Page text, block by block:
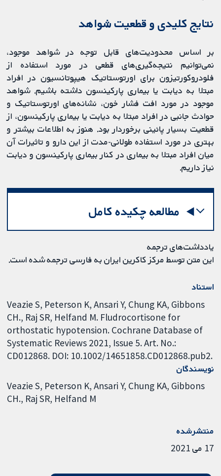
نتایج کلیدی و قطعیت شواهد
بر اساس محدودیت‌های قابل توجه در شواهد موجود،
نمی‌توانیم نتیجه‌گیری‌های قطعی در مورد استفاده از
فلودروکورتیزون برای اورتوستاتیک هیپوتانسیون در افراد
مبتلا به دیابت یا بیماری پارکینسون داشته باشیم. شواهد
موجود در مورد افت فشار خون، نشانه‌های اورتوستاتیک و
حوادث جانبی در افراد مبتلا به دیابت یا بیماری پارکینسون، از
قطعیت بسیار پائینی برخوردار بود. هنوز به اطلاعات بیشتر و
بهتری در مورد استفاده طولانی‌-مدت از این دارو و تاثیرات آن
میان افراد مبتلا به بیماری در کنار بیماری پارکینسون و دیابت
نیاز داریم.
مطالعه چکیده کامل
یادداشت‌های ترجمه
این متن توسط مرکز کاکرین ایران به فارسی ترجمه شده است.
استناد
Veazie S, Peterson K, Ansari Y, Chung KA, Gibbons
CH., Raj SR, Helfand M. Fludrocortisone for
orthostatic hypotension. Cochrane Database of
Systematic Reviews 2021, Issue 5. Art. No.:
CD012868. DOI: 10.1002/14651858.CD012868.pub2.
نویسندگان
Veazie S Peterson K Ansari Y Chung KA Gibbons
CH. Raj SR Helfand M
منتشرشده
17 می 2021